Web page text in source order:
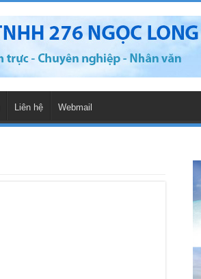
Liên hệ Webmail